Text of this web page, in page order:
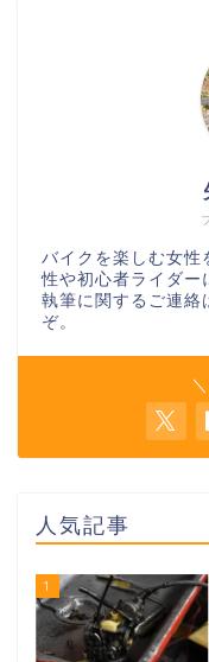
バイクを楽しむ女性
性や初心者ライダー
執筆に関するご連絡
ぞ。
人気記事
1